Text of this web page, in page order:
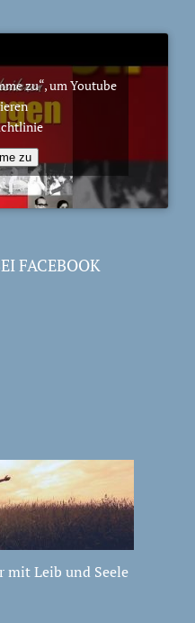
zu“, um Youtube
zu
FACEBOOK
Leib und Seele